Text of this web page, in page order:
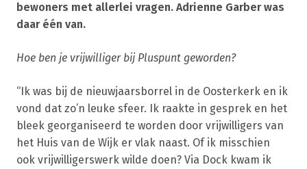
bewoners met allerlei vragen. Adrienne Garber was
daar één van.
Hoe ben je vrijwilliger bij Pluspunt geworden?
“Ik was bij de nieuwjaarsborrel in de Oosterkerk en ik
vond dat zo’n leuke sfeer. Ik raakte in gesprek en het
bleek georganiseerd te worden door vrijwilligers van
het Huis van de Wijk er vlak naast. Of ik misschien
ook vrijwilligerswerk wilde doen? Via Dock kwam ik